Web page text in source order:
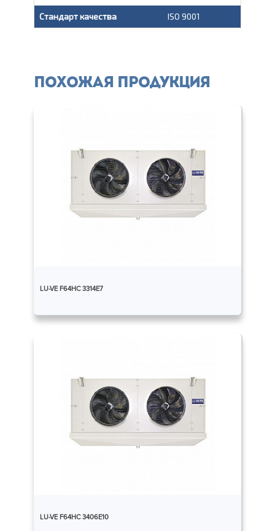
Стандарт качества ISO 9001
Похожая продукция
LU-VE F64HC 3314E7
LU-VE F64HC 3406E10